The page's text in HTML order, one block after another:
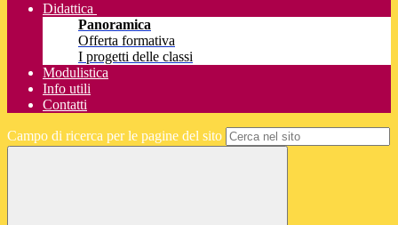
Didattica
Panoramica
Offerta formativa
I progetti delle classi
Modulistica
Info utili
Contatti
Campo di ricerca per le pagine del sito